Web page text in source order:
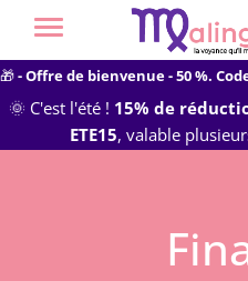
🎁- Offre de bienvenue - 50 %.
🌞 C'est l'été ! 15% de
ETE15, valable